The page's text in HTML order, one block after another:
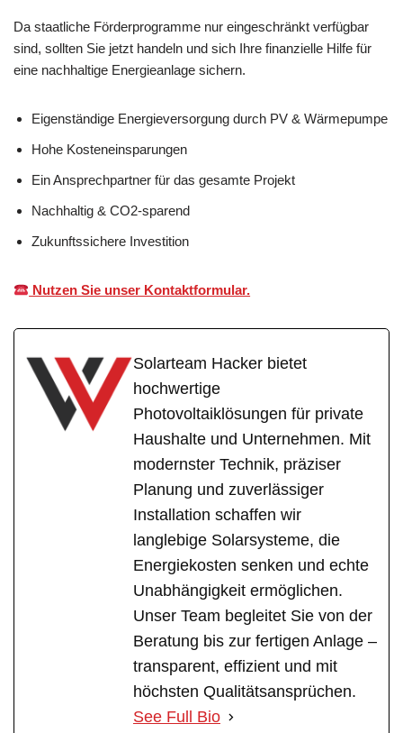
Da staatliche Förderprogramme nur eingeschränkt verfügbar
sind, sollten Sie jetzt handeln und sich Ihre finanzielle Hilfe für
eine nachhaltige Energieanlage sichern.
Eigenständige Energieversorgung durch PV & Wärmepumpe
Hohe Kosteneinsparungen
Ein Ansprechpartner für das gesamte Projekt
Nachhaltig & CO2-sparend
Zukunftssichere Investition
Nutzen Sie unser Kontaktformular.
Solarteam Hacker bietet
hochwertige
Photovoltaiklösungen für private
Haushalte und Unternehmen. Mit
modernster Technik, präziser
Planung und zuverlässiger
Installation schaffen wir
langlebige Solarsysteme, die
Energiekosten senken und echte
Unabhängigkeit ermöglichen.
Unser Team begleitet Sie von der
Beratung bis zur fertigen Anlage –
transparent, effizient und mit
höchsten Qualitätsansprüchen.
See Full Bio